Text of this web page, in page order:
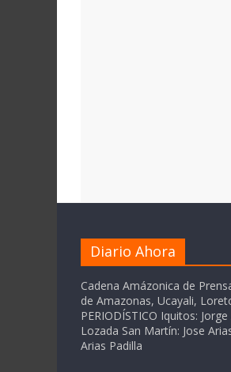
Diario Ahora
Cadena Amázonica de
de Amazonas, Ucayali,
PERIODÍSTICO Iquitos:
Lozada San Martín: Jose
Arias Padilla